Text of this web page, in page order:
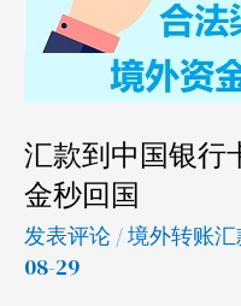
汇款到中国银行
金秒回国
发表评论 /境外转账汇
08-29
的
渠
道，
境
外